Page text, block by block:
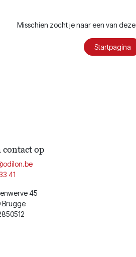
Misschien zocht je naar een van deze
Startpagina
contact op
41
45
Brugge